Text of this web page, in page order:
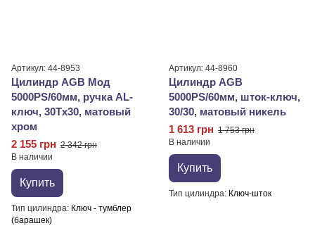
Артикул: 44-8953
Цилиндр AGB Мод
5000PS/60мм, ручка AL-
ключ, 30Tx30, матовый
хром
2 155 грн 2 342 грн
В наличии
Купить
Тип цилиндра Ключ - тумблер
(барашек)
Артикул: 44-8960
Цилиндр AGB
5000PS/60мм, шток-ключ,
30/30, матовый никель
1 613 грн 1 753 грн
В наличии
Купить
Тип цилиндра Ключ-шток